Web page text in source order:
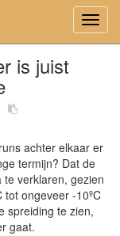
is juist
achter elkaar er
termijn? Dat de
verklaren, gezien
tot ongeveer -10ºC
spreiding te zien,
gaat.